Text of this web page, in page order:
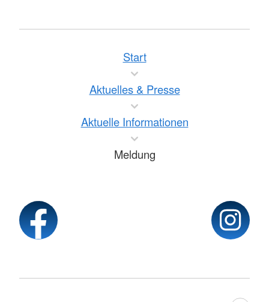
Start
Aktuelles & Presse
Aktuelle Informationen
Meldung